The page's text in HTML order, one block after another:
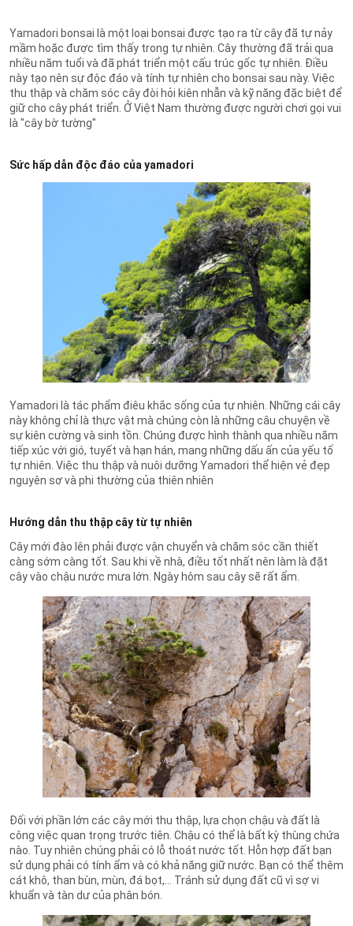
Yamadori bonsai là một loại bonsai được tạo ra từ cây đã tự nảy
mầm hoặc được tìm thấy trong tự nhiên. Cây thường đã trải qua
nhiều năm tuổi và đã phát triển một cấu trúc gốc tự nhiên. Điều
này tạo nên sự độc đáo và tính tự nhiên cho bonsai sau này. Việc
thu thập và chăm sóc cây đòi hỏi kiên nhẫn và kỹ năng đặc biệt để
giữ cho cây phát triển. Ở Việt Nam thường được người chơi gọi vui
là "cây bờ tường"
Sức hấp dẫn độc đáo của yamadori
Yamadori là tác phẩm điêu khắc sống của tự nhiên. Những cái cây
này không chỉ là thực vật mà chúng còn là những câu chuyện về
sự kiên cường và sinh tồn. Chúng được hình thành qua nhiều năm
tiếp xúc với gió, tuyết và hạn hán, mang những dấu ấn của yếu tố
tự nhiên. Việc thu thập và nuôi dưỡng Yamadori thể hiện vẻ đẹp
nguyên sơ và phi thường của thiên nhiên
Hướng dẫn thu thập cây từ tự nhiên
Cây mới đào lên phải được vận chuyển và chăm sóc cần thiết
càng sớm càng tốt. Sau khi về nhà, điều tốt nhất nên làm là đặt
cây vào chậu nước mưa lớn. Ngày hôm sau cây sẽ rất ẩm.
Đối với phần lớn các cây mới thu thập, lựa chọn chậu và đất là
công việc quan trọng trước tiên. Chậu có thể là bất kỳ thùng chứa
nào. Tuy nhiên chúng phải có lỗ thoát nước tốt. Hỗn hợp đất bạn
sử dụng phải có tính ẩm và có khả năng giữ nước. Bạn có thể thêm
cát khô, than bùn, mùn, đá bọt,... Tránh sử dụng đất cũ vì sợ vi
khuẩn và tàn dư của phân bón.